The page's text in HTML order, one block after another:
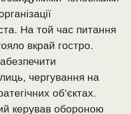
На той час питання
вкрай гостро.
чергування на
об’єктах.
керував обороною